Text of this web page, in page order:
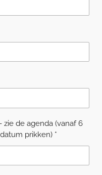
de agenda (vanaf 6
prikken) *